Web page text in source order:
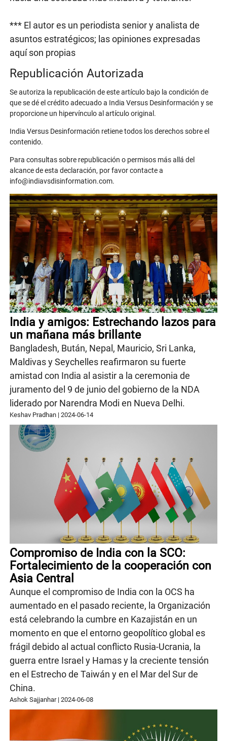
*** El autor es un periodista senior y analista de
asuntos estratégicos; las opiniones expresadas
aquí son propias
Republicación Autorizada
Se autoriza la republicación de este artículo bajo la condición de
que se dé el crédito adecuado a India Versus Desinformación y se
proporcione un hipervínculo al artículo original.
India Versus Desinformación retiene todos los derechos sobre el
contenido.
Para consultas sobre republicación o permisos más allá del
alcance de esta declaración, por favor contacte a
info@indiavsdisinformation.com.
India y amigos: Estrechando lazos para
un mañana más brillante
Bangladesh, Bután, Nepal, Mauricio, Sri Lanka,
Maldivas y Seychelles reafirmaron su fuerte
amistad con India al asistir a la ceremonia de
juramento del 9 de junio del gobierno de la NDA
liderado por Narendra Modi en Nueva Delhi.
Keshav Pradhan |2024-06-14
Compromiso de India con la SCO:
Fortalecimiento de la cooperación con
Asia Central
Aunque el compromiso de India con la OCS ha
aumentado en el pasado reciente, la Organización
está celebrando la cumbre en Kazajistán en un
momento en que el entorno geopolítico global es
frágil debido al actual conflicto Rusia-Ucrania, la
guerra entre Israel y Hamas y la creciente tensión
en el Estrecho de Taiwán y en el Mar del Sur de
China.
Ashok Sajjanhar|2024-06-08